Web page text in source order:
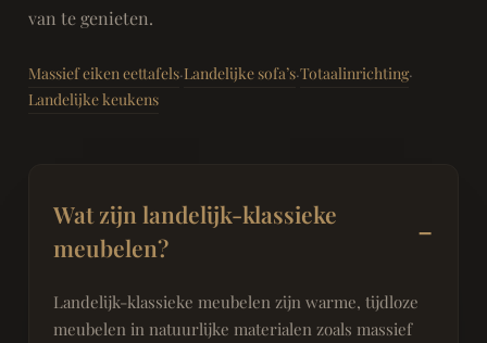
van te genieten.
Massief eiken eettafels·Landelijke sofa’s·Totaalinrichting·
Landelijke keukens
Wat zijn landelijk-klassieke
meubelen?
Landelijk-klassieke meubelen zijn warme, tijdloze
meubelen in natuurlijke materialen zoals massief